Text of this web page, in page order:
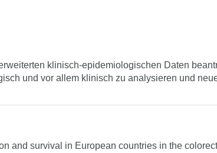
klinisch-epidemiologischen Daten
und vor allem klinisch zu analysieren und
and survival in European countries in the